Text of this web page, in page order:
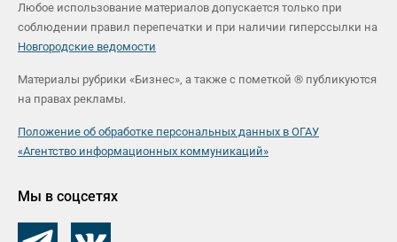
Любое использование материалов допускается только при
соблюдении правил перепечатки и при наличии гиперссылки на
Новгородские ведомости
Материалы рубрики «Бизнес», а также с пометкой ® публикуются
на правах рекламы.
Положение об обработке персональных данных в ОГАУ
«Агентство информационных коммуникаций»
Мы в соцсетях